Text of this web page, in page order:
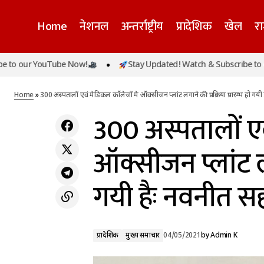
Home नेशनल अन्तर्राष्ट्रीय प्रादेशिक खेल
अब तक 1,03,57,458 लोगों को वैक्सीन की पहली
प्रादेशिक
Now! Stay Updated! Watch & Subscribe to our
Home»300 अस्पतालों एवं मेडिकल काॅलेजों मे ऑक्सीजन प्लांट लगाने की प्रक्रिया प्रारम्भ हो
300 अस्पतालों
ऑक्सीजन प्लांट
गयी हैः नवनीत
प्रादेशिक मुख्य समाचार 04/05/2021byAdmin K